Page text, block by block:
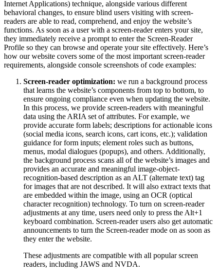
Internet Applications) technique, alongside various different
behavioral changes, to ensure blind users visiting with screen-
readers are able to read, comprehend, and enjoy the website’s
functions. As soon as a user with a screen-reader enters your site,
they immediately receive a prompt to enter the Screen-Reader
Profile so they can browse and operate your site effectively. Here’s
how our website covers some of the most important screen-reader
requirements, alongside console screenshots of code examples:
Screen-reader optimization: we run a background process
that learns the website’s components from top to bottom, to
ensure ongoing compliance even when updating the website.
In this process, we provide screen-readers with meaningful
data using the ARIA set of attributes. For example, we
provide accurate form labels; descriptions for actionable icons
(social media icons, search icons, cart icons, etc.); validation
guidance for form inputs; element roles such as buttons,
menus, modal dialogues (popups), and others. Additionally,
the background process scans all of the website’s images and
provides an accurate and meaningful image-object-
recognition-based description as an ALT (alternate text) tag
for images that are not described. It will also extract texts that
are embedded within the image, using an OCR (optical
character recognition) technology. To turn on screen-reader
adjustments at any time, users need only to press the Alt+1
keyboard combination. Screen-reader users also get automatic
announcements to turn the Screen-reader mode on as soon as
they enter the website.
These adjustments are compatible with all popular screen
readers, including JAWS and NVDA.